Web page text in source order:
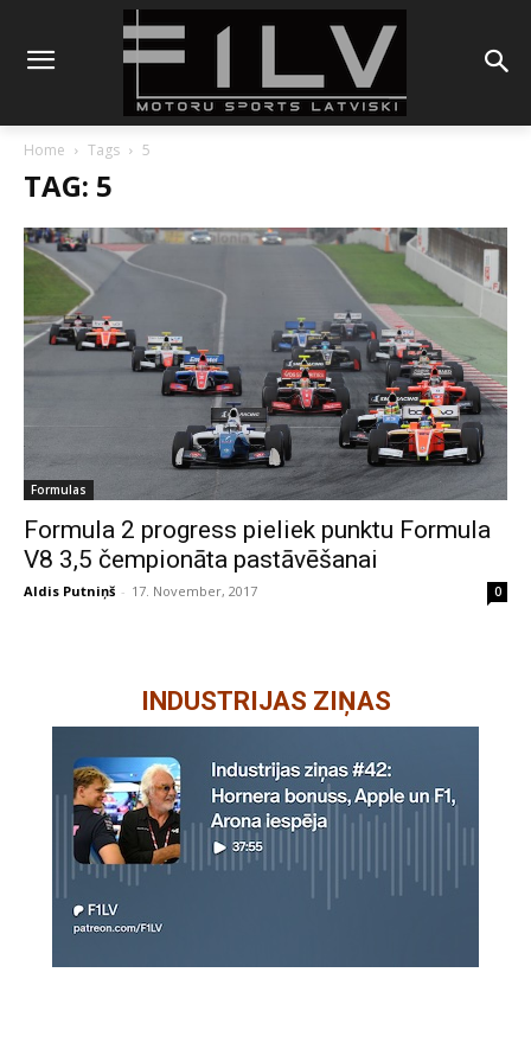
Home Tags 5
TAG: 5
Formulas
Formula 2 progress pieliek punktu Formula
V8 3,5 čempionāta pastāvēšanai
Aldis Putniņš - 17. November, 2017 0
INDUSTRIJAS ZIŅAS